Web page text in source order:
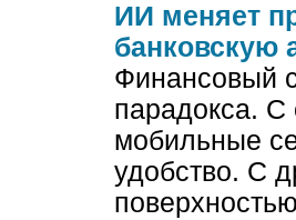
ИИ меняет
банковскую
Финансовый
парадокса. С
мобильные
удобство. С